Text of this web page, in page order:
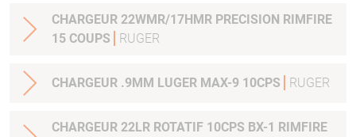
CHARGEUR 22WMR/17HMR PRECISION RIMFIRE
15 COUPS
RUGER
CHARGEUR .9MM LUGER MAX-9 10CPS RUGER
CHARGEUR 22LR ROTATIF 10CPS BX-1 RIMFIRE